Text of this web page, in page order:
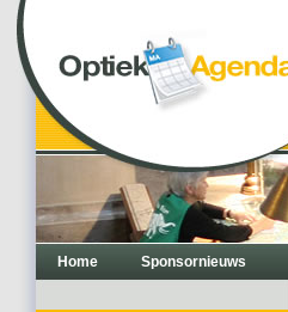
Home Sponsornieuws